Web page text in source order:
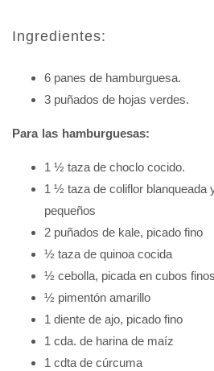
Ingredientes:
6 panes de hamburguesa.
3 puñados de hojas verdes.
Para las hamburguesas:
1 ½ taza de choclo cocido.
1 ½ taza de coliflor blanqueada
pequeños
2 puñados de kale, picado fino
½ taza de quinoa cocida
½ cebolla, picada en cubos finos
½ pimentón amarillo
1 diente de ajo, picado fino
1 cda. de harina de maíz
1 cdta de cúrcuma